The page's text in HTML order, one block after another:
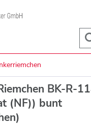
BK-R-
(NF)) bunt